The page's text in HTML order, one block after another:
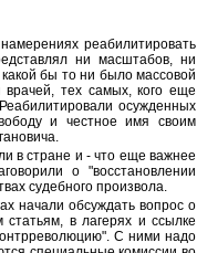
реабилитировать
ни масштабов, ни
бы то ни было массовой
тех самых, кого еще
осужденных
и честное имя своим
в стране и - что еще важнее
о "восстановлении
судебного произвола.
начали обсуждать вопрос о
в лагерях и ссылке
С ними надо